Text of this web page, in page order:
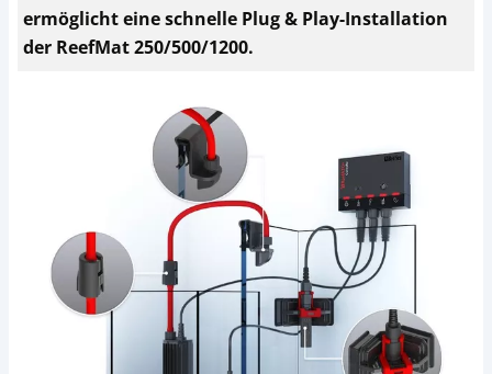
ermöglicht eine schnelle Plug & Play-Installation
der ReefMat 250/500/1200.